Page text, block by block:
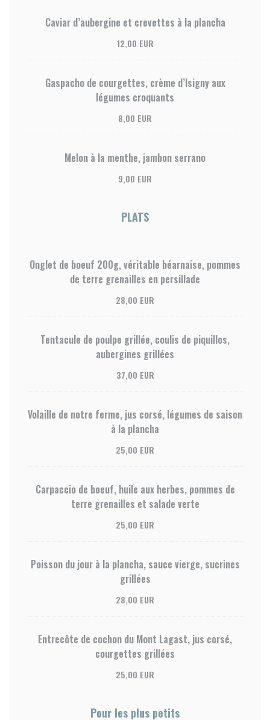
Caviar d’aubergine et crevettes à la plancha
12,00 EUR
Gaspacho de courgettes, crème d’Isigny aux
légumes croquants
8,00 EUR
Melon à la menthe, jambon serrano
9,00 EUR
PLATS
Onglet de boeuf 200g, véritable béarnaise, pommes
de terre grenailles en persillade
28,00 EUR
Tentacule de poulpe grillée, coulis de piquillos,
aubergines grillées
37,00 EUR
Volaille de notre ferme, jus corsé, légumes de saison
à la plancha
25,00 EUR
Carpaccio de boeuf, huile aux herbes, pommes de
terre grenailles et salade verte
25,00 EUR
Poisson du jour à la plancha, sauce vierge, sucrines
grillées
28,00 EUR
Entrecôte de cochon du Mont Lagast, jus corsé,
courgettes grillées
25,00 EUR
Pour les plus petits